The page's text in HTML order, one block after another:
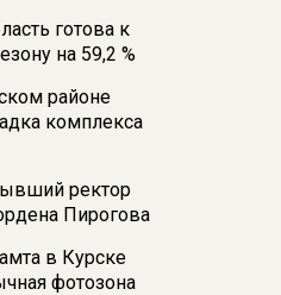
готова к
на 59,2 %
районе
комплекса
ректор
Пирогова
в Курске
фотозона